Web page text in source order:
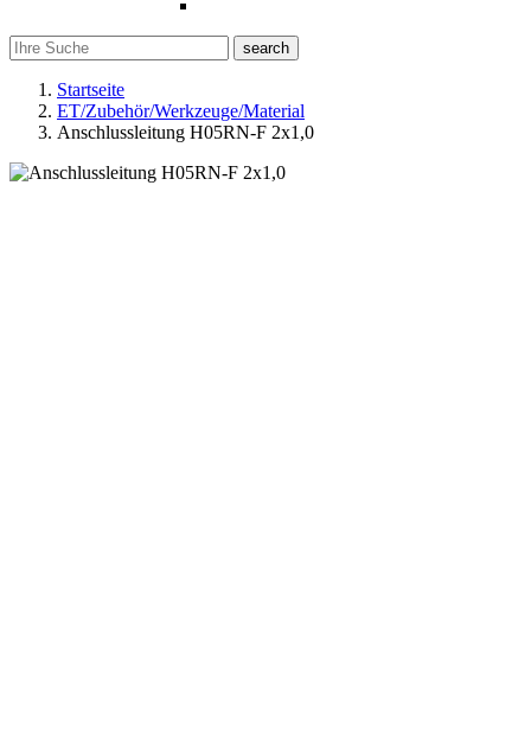
search
Startseite
ET/Zubehör/Werkzeuge/Material
Anschlussleitung H05RN-F 2x1,0